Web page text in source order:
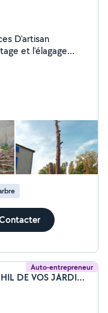
à me contacter
Auto-entrepreneur
Philippe Berthelot (O ´ PHIL DE VOS JARDINS)